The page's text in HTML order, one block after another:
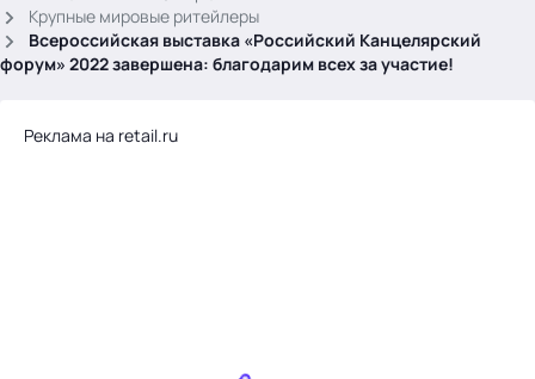
Крупные мировые ритейлеры
Всероссийская выставка «Российский Канцелярский
форум» 2022 завершена: благодарим всех за участие!
Реклама на retail.ru